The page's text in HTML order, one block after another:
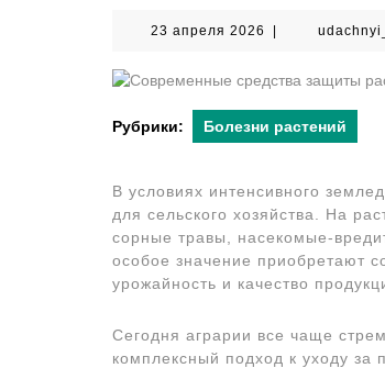
23 апреля 2026 23
Рубрики: Болезни растений
В условиях интенсивного
для сельского хозяйства. На
сорные травы, насекомые-
особое значение приобретают
урожайность и качество
Сегодня аграрии все чаще
комплексный подход к уходу за